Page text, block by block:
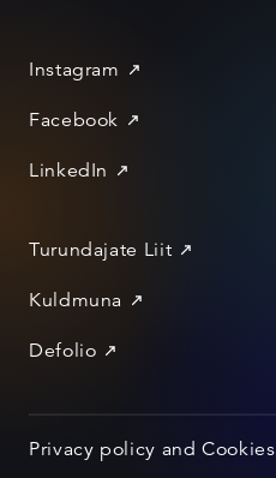
Instagram
Facebook
LinkedIn
Turundajate Liit
Kuldmuna
Defolio
Privacy policy and Cookies